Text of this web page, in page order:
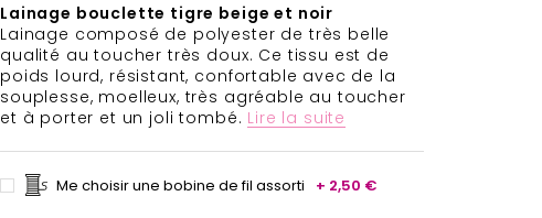
Lainage bouclette tigre beige et noir
Lainage composé de polyester de très belle
qualité au toucher très doux. Ce tissu est de
poids lourd, résistant, confortable avec de la
souplesse, moelleux, très agréable au toucher
et à porter et un joli tombé. Lire la suite
Me choisir une bobine de fil assorti + 2,50 €